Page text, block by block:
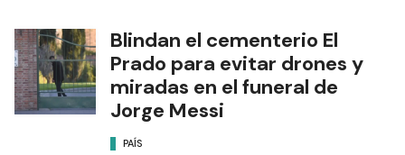
Blindan el cementerio El
Prado para evitar drones y
miradas en el funeral de
Jorge Messi
PAÍS